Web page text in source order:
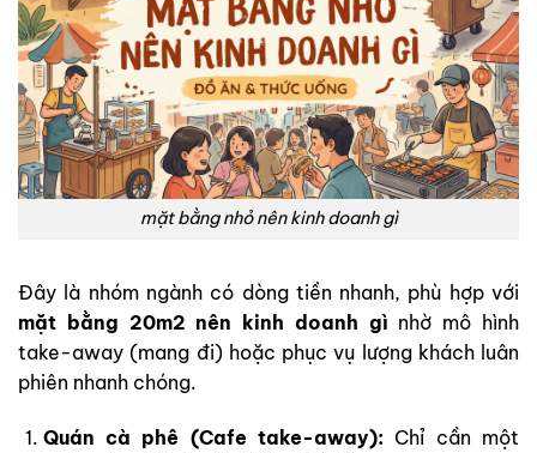
mặt bằng nhỏ nên kinh doanh gì
Đây là nhóm ngành có dòng tiền nhanh, phù hợp với
mặt bằng 20m2 nên kinh doanh gì nhờ mô hình
take-away (mang đi) hoặc phục vụ lượng khách luân
phiên nhanh chóng.
Quán cà phê (Cafe take-away): Chỉ cần một